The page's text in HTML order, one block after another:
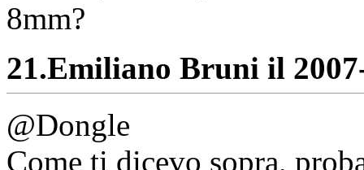
8mm?
21.Emiliano Bruni il
@Dongle
Come ti dicevo sopra,